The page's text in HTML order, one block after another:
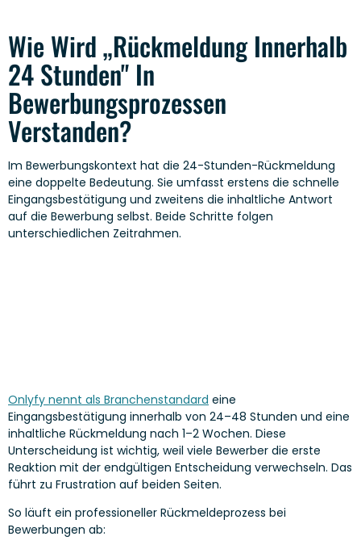
Wie Wird „Rückmeldung Innerhalb
24 Stunden" In
Bewerbungsprozessen
Verstanden?
Im Bewerbungskontext hat die 24-Stunden-Rückmeldung
eine doppelte Bedeutung. Sie umfasst erstens die schnelle
Eingangsbestätigung und zweitens die inhaltliche Antwort
auf die Bewerbung selbst. Beide Schritte folgen
unterschiedlichen Zeitrahmen.
Onlyfy nennt als Branchenstandard eine
Eingangsbestätigung innerhalb von 24–48 Stunden und eine
inhaltliche Rückmeldung nach 1–2 Wochen. Diese
Unterscheidung ist wichtig, weil viele Bewerber die erste
Reaktion mit der endgültigen Entscheidung verwechseln. Das
führt zu Frustration auf beiden Seiten.
So läuft ein professioneller Rückmeldeprozess bei
Bewerbungen ab: